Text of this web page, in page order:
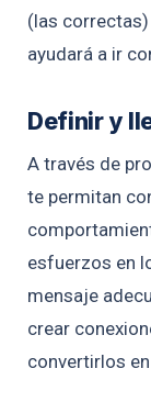
(las
ayudará a ir
Definir y
A través de
te permitan
esfuerzos en
mensaje
crear
convertirlos